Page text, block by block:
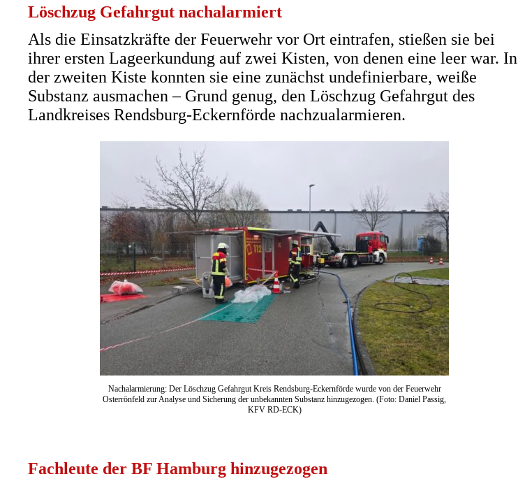
Löschzug Gefahrgut nachalarmiert
Als die Einsatzkräfte der Feuerwehr vor Ort eintrafen, stießen sie bei
ihrer ersten Lageerkundung auf zwei Kisten, von denen eine leer war. In
der zweiten Kiste konnten sie eine zunächst undefinierbare, weiße
Substanz ausmachen – Grund genug, den Löschzug Gefahrgut des
Landkreises Rendsburg-Eckernförde nachzualarmieren.
Nachalarmierung: Der Löschzug Gefahrgut Kreis Rendsburg-Eckernförde wurde von der Feuerwehr
Osterrönfeld zur Analyse und Sicherung der unbekannten Substanz hinzugezogen. (Foto: Daniel Passig,
KFV RD-ECK)
Fachleute der BF Hamburg hinzugezogen